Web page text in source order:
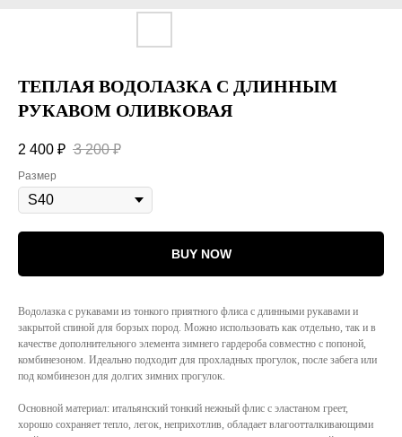
ТЕПЛАЯ ВОДОЛАЗКА С ДЛИННЫМ
РУКАВОМ ОЛИВКОВАЯ
2 400 ₽ 3 200 ₽
Размер
BUY NOW
Водолазка с рукавами из тонкого приятного флиса с длинными рукавами и
закрытой спиной для борзых пород. Можно использовать как отдельно, так и в
качестве дополнительного элемента зимнего гардероба совместно с попоной,
комбинезоном. Идеально подходит для прохладных прогулок, после забега или
под комбинезон для долгих зимних прогулок.
Основной материал: итальянский тонкий нежный флис с эластаном греет,
хорошо сохраняет тепло, легок, неприхотлив, обладает влагоотталкивающими